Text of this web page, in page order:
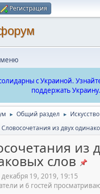
Регистрация
меню
с Украиной.
поддержать Украину.
► Общий раздел ►
Словосочетания из двух
из
слов
19, 2019, 19:15
и 6 гостей